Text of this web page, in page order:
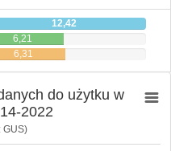
12,42
6,21
6,31
do użytku w
2022
GUS)